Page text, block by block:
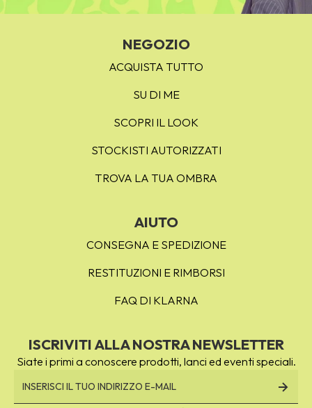
NEGOZIO
ACQUISTA TUTTO
SU DI ME
SCOPRI IL LOOK
STOCKISTI AUTORIZZATI
TROVA LA TUA OMBRA
ISCRIVITI ALLA NOSTRA NEWSLETTER
Siate i primi a conoscere prodotti, lanci ed eventi speciali.
AIUTO
CONSEGNA E SPEDIZIONE
RESTITUZIONI E RIMBORSI
FAQ DI KLARNA